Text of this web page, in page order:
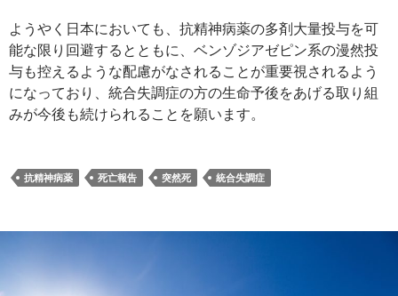
ようやく日本においても、抗精神病薬の多剤大量投与を可
能な限り回避するとともに、ベンゾジアゼピン系の漫然投
与も控えるような配慮がなされることが重要視されるよう
になっており、統合失調症の方の生命予後をあげる取り組
みが今後も続けられることを願います。
抗精神病薬 死亡報告 突然死 統合失調症